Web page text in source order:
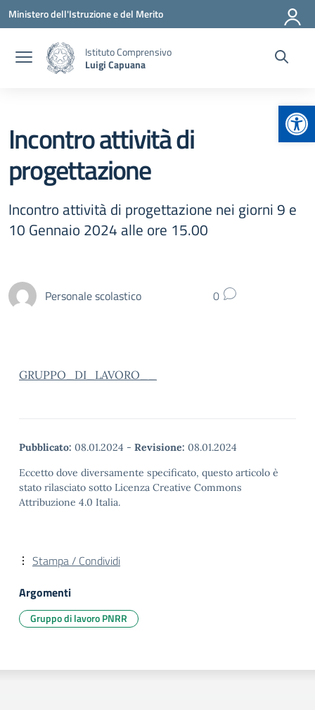
Vai ai contenuti
Vai al menu di navigazione
Vai al footer
Ministero dell'Istruzione e del Merito
Istituto Comprensivo
Luigi Capuana
Incontro attività di
progettazione
Incontro attività di progettazione nei giorni 9 e
10 Gennaio 2024 alle ore 15.00
Personale scolastico 0
GRUPPO_DI_LAVORO__
Pubblicato: 08.01.2024 - Revisione: 08.01.2024
Eccetto dove diversamente specificato, questo articolo è
stato rilasciato sotto Licenza Creative Commons
Attribuzione 4.0 Italia.
Stampa / Condividi
Argomenti
Gruppo di lavoro PNRR